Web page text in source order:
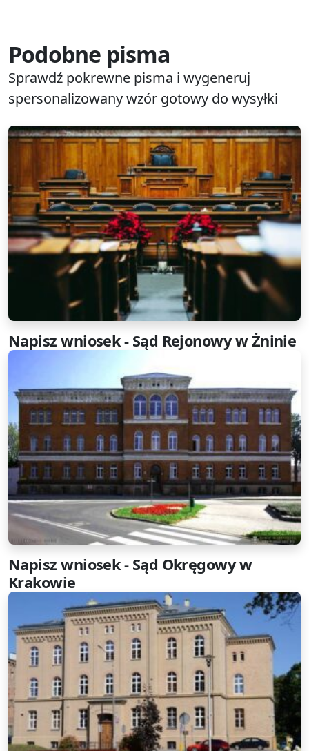
Podobne pisma
Sprawdź pokrewne pisma i wygeneruj
spersonalizowany wzór gotowy do wysyłki
Napisz wniosek - Sąd Rejonowy w Żninie
Napisz wniosek - Sąd Okręgowy w
Krakowie